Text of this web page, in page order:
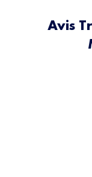
Avis